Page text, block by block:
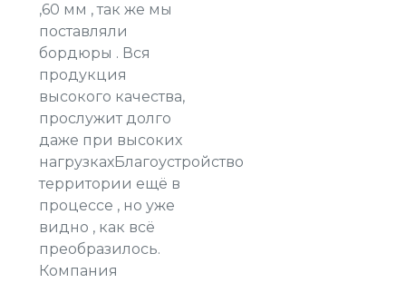
,60 мм , так же мы
поставляли
бордюры . Вся
продукция
высокого качества,
прослужит долго
даже при высоких
нагрузкахБлагоустройство
территории ещё в
процессе , но уже
видно , как всё
преобразилось.
Компания